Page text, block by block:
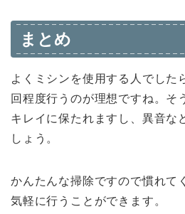
まとめ
よくミシンを使用する人でした
回程度行うのが理想ですね。そ
キレイに保たれますし、異音な
しょう。
かんたんな掃除ですので慣れて
気軽に行うことができます。